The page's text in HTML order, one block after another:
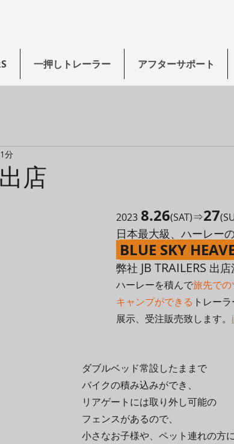
一押しトレーラー アフターサポート
店
分
2023 8.26(SAT)⇒27
日本最大級、ハーレー
BLUE SKY
弊社 JB TRAILERS 出店
ハーレーを積んで旅先で
キャンプができる トレー
展示、受注販売致します。
ダブルベッド常設したままで
バイクの積み込みができ、
リアゲートには取り外し可能の
フェンスがあるので、
小さなお子様や、ペット連れの方